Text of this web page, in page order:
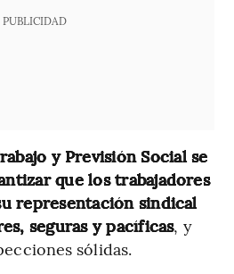
PUBLICIDAD
y Previsión Social se
que los trabajadores
representación sindical
seguras y pacíficas, y
sólidas.